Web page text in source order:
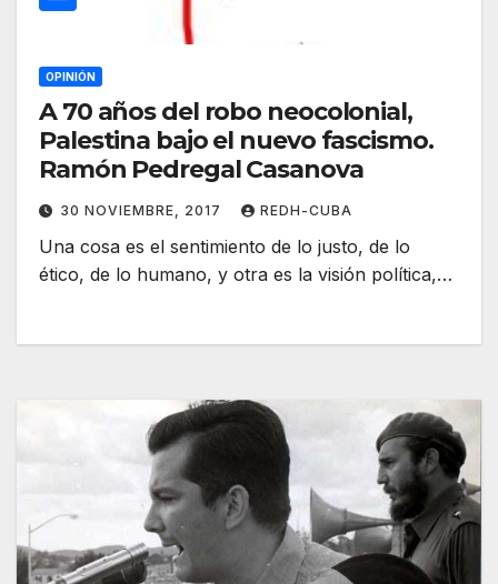
OPINIÓN
A 70 años del robo neocolonial,
Palestina bajo el nuevo fascismo.
Ramón Pedregal Casanova
30 NOVIEMBRE, 2017 REDH-CUBA
Una cosa es el sentimiento de lo justo, de lo
ético, de lo humano, y otra es la visión política,…